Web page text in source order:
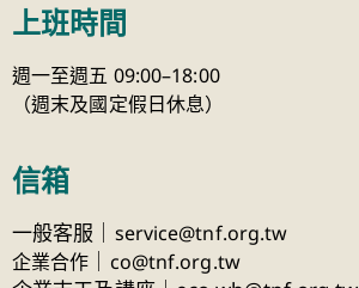
上班時間
週一至週五 09:00–18:00
（週末及國定假日休息）
信箱
一般客服｜ service@tnf.org.tw
企業合作
co@tnf.org.tw